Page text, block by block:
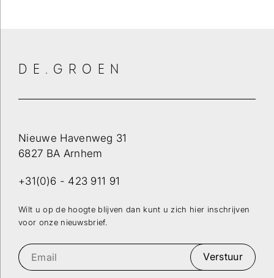
DE.GROEN
Nieuwe Havenweg 31
6827 BA Arnhem
+31(0)6 - 423 911 91
Wilt u op de hoogte blijven dan kunt u zich hier inschrijven
voor onze nieuwsbrief.
Verstuur